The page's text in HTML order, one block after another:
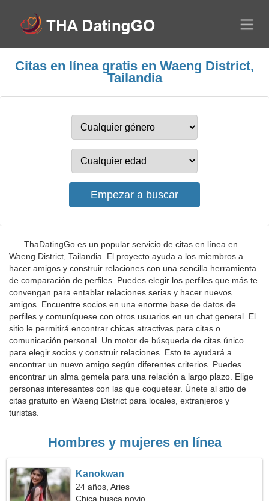
Citas en línea gratis en Waeng District,
Tailandia
ThaDatingGo es un popular servicio de citas en línea en
Waeng District, Tailandia. El proyecto ayuda a los miembros a
hacer amigos y construir relaciones con una sencilla herramienta
de comparación de perfiles. Puedes elegir los perfiles que más te
convengan para entablar relaciones serias y hacer nuevos
amigos. Encuentre socios en una enorme base de datos de
perfiles y comuníquese con otros usuarios en un chat general. El
sitio le permitirá encontrar chicas atractivas para citas o
comunicación personal. Un motor de búsqueda de citas único
para elegir socios y construir relaciones. Esto te ayudará a
encontrar un nuevo amigo según diferentes criterios. Puedes
encontrar un alma gemela para una relación a largo plazo. Elige
personas interesantes con las que coquetear. Únete al sitio de
citas gratuito en Waeng District para locales, extranjeros y
turistas.
Hombres y mujeres en línea
Kanokwan
24 años, Aries
Chica busca novio